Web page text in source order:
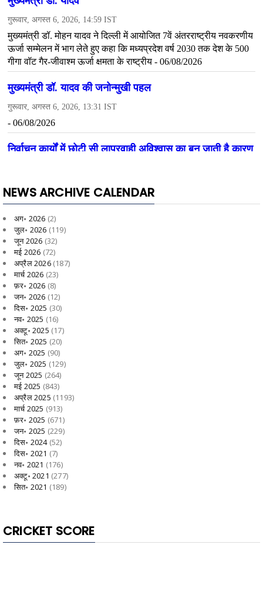
NEWS ARCHIVE CALENDAR
अग॰ 2026 (2)
जुल॰ 2026 (119)
जून 2026 (32)
मई 2026 (72)
अप्रैल 2026(187)
मार्च 2026 (23)
फ़र॰ 2026 (8)
जन॰ 2026 (12)
दिस॰ 2025 (30)
नव॰ 2025 (16)
अक्टू॰ 2025 (17)
सित॰ 2025 (20)
अग॰ 2025 (90)
जुल॰ 2025 (129)
जून 2025 (264)
मई 2025 (843)
अप्रैल 2025 (1193)
मार्च 2025 (913)
फ़र॰ 2025 (671)
जन॰ 2025 (229)
दिस॰ 2024(52)
दिस॰ 2021 (7)
नव॰ 2021 (176)
अक्टू॰ 2021 (277)
सित॰ 2021 (189)
CRICKET SCORE